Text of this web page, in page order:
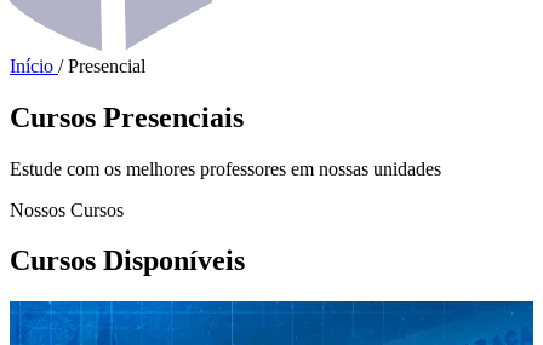
Início / Presencial
Cursos Presenciais
Estude com os melhores professores em nossas unidades
Nossos Cursos
Cursos Disponíveis